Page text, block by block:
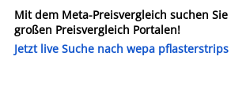
Mit dem Meta-Preisvergleich suchen
großen Preisvergleich Portalen!
Jetzt live Suche nach wepa